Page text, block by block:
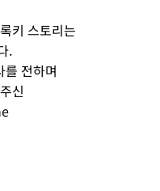
키 스토리는
.
를 전하며
신